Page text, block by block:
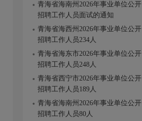
青海省海南州2026年事业单位公开
招聘工作人员面试的通知
青海省海西州2026年事业单位公开
招聘工作人员234人
青海省海东市2026年事业单位公开
招聘工作人员248人
青海省西宁市2026年事业单位公开
招聘工作人员189人
青海省海南州2026年事业单位公开
招聘工作人员80人